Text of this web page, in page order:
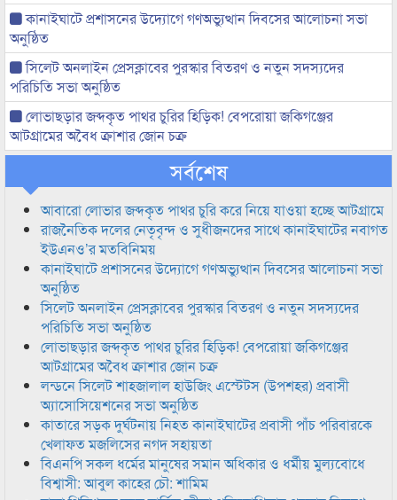
কানাইঘাটে প্রশাসনের উদ্যোগে গণঅভ্যুত্থান দিবসের আলোচনা সভা
অনুষ্ঠিত
সিলেট অনলাইন প্রেসক্লাবের পুরস্কার বিতরণ ও নতুন সদস্যদের
পরিচিতি সভা অনুষ্ঠিত
লোভাছড়ার জব্দকৃত পাথর চুরির হিড়িক! বেপরোয়া জকিগঞ্জের
আটগ্রামের অবৈধ ক্রাশার জোন চক্র
সর্বশেষ
আবারো লোভার জব্দকৃত পাথর চুরি করে নিয়ে যাওয়া হচ্ছে আটগ্রামে
রাজনৈতিক দলের নেতৃবৃন্দ ও সুধীজনদের সাথে কানাইঘাটের নবাগত
ইউএনও’র মতবিনিময়
কানাইঘাটে প্রশাসনের উদ্যোগে গণঅভ্যুত্থান দিবসের আলোচনা সভা
অনুষ্ঠিত
সিলেট অনলাইন প্রেসক্লাবের পুরস্কার বিতরণ ও নতুন সদস্যদের
পরিচিতি সভা অনুষ্ঠিত
লোভাছড়ার জব্দকৃত পাথর চুরির হিড়িক! বেপরোয়া জকিগঞ্জের
আটগ্রামের অবৈধ ক্রাশার জোন চক্র
লন্ডনে সিলেট শাহজালাল হাউজিং এস্টেটস (উপশহর) প্রবাসী
অ্যাসোসিয়েশনের সভা অনুষ্ঠিত
কাতারে সড়ক দুর্ঘটনায় নিহত কানাইঘাটের প্রবাসী পাঁচ পরিবারকে
খেলাফত মজলিসের নগদ সহায়তা
বিএনপি সকল ধর্মের মানুষের সমান অধিকার ও ধর্মীয় মুল্যবোধে
বিশ্বাসী: আবুল কাহের চৌ: শামিম